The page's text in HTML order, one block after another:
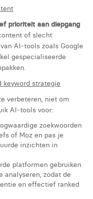
prioriteit aan diepgang
of slecht
AI-tools zoals Google
gespecialiseerde
keyword strategie
verbeteren, niet om
AI-tools voor:
zoekwoorden
of Moz en pas je
inzichten in
platformen gebruiken
analyseren, zodat de
en effectief ranked